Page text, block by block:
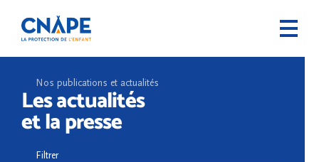
Nos publications et actualités
Les actualités
et la presse
Filtrer